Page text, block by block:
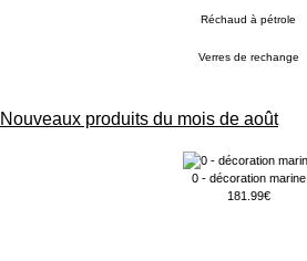
Réchaud à pétrole
Verres de rechange
Nouveaux produits du mois de août
0 - décoration marine
181.99€